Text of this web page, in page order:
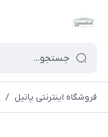
فروشگاه اینترنتی پاتیل /